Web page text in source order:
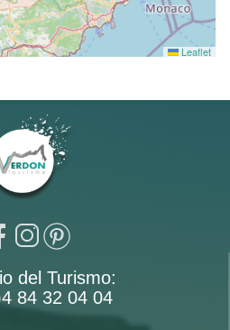
Leaflet
del Turismo:
84 32 04 04